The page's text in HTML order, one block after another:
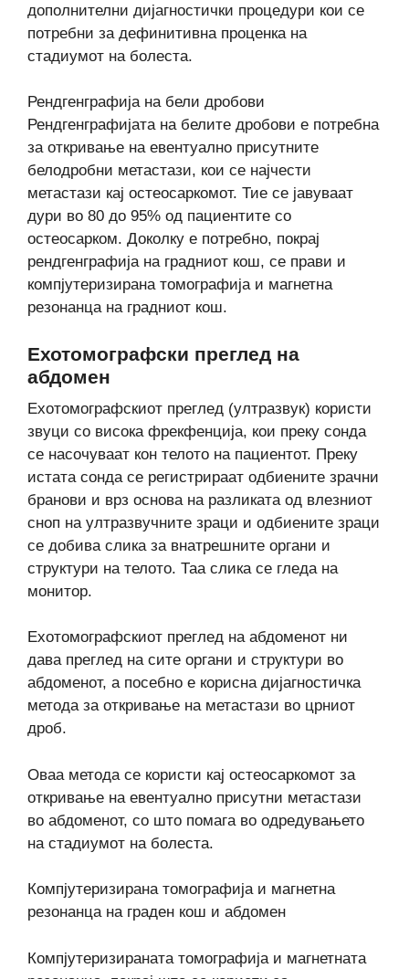
дополнителни дијагностички процедури кои се
потребни за дефинитивна проценка на
стадиумот на болеста.
Рендгенграфија на бели дробови
Рендгенграфијата на белите дробови е потребна
за откривање на евентуално присутните
белодробни метастази, кои се најчести
метастази кај остеосаркомот. Тие се јавуваат
дури во 80 до 95% од пациентите со
остеосарком. Доколку е потребно, покрај
рендгенграфија на градниот кош, се прави и
компјутеризирана томографија и магнетна
резонанца на градниот кош.
Ехотомографски преглед на
абдомен
Ехотомографскиот преглед (ултразвук) користи
звуци со висока фрекфенција, кои преку сонда
се насочуваат кон телото на пациентот. Преку
истата сонда се регистрираат одбиените зрачни
бранови и врз основа на разликата од влезниот
сноп на ултразвучните зраци и одбиените зраци
се добива слика за внатрешните органи и
структури на телото. Таа слика се гледа на
монитор.
Ехотомографскиот преглед на абдоменот ни
дава преглед на сите органи и структури во
абдоменот, а посебно е корисна дијагностичка
метода за откривање на метастази во црниот
дроб.
Оваа метода се користи кај остеосаркомот за
откривање на евентуално присутни метастази
во абдоменот, со што помага во одредувањето
на стадиумот на болеста.
Компјутеризирана томографија и магнетна
резонанца на граден кош и абдомен
Компјутеризираната томографија и магнетната